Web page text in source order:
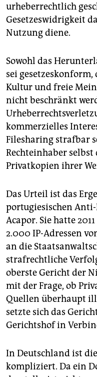
urheberrechtlich
Gesetzeswidrigkeit
Nutzung diene.
Sowohl das
sei gesetzeskonform,
Kultur und freie
nicht beschränkt
kommerzielles
Filesharing strafbar
Rechteinhaber selbst
Privatkopien ihrer
Das Urteil ist das
portugiesischen
Acapor. Sie hatte
2.000 IP-Adressen
an die
strafrechtliche
oberste Gericht der
mit der Frage, ob
Quellen überhaupt
setzte sich das
Gerichtshof in
In Deutschland ist
kompliziert. Da ein